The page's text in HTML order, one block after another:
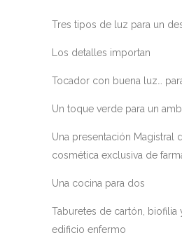
Tres tipos de luz para un
Los detalles importan
Tocador con buena luz…
Un toque verde para un
Una presentación Magistral
cosmética exclusiva de
Una cocina para dos
Taburetes de cartón,
edificio enfermo